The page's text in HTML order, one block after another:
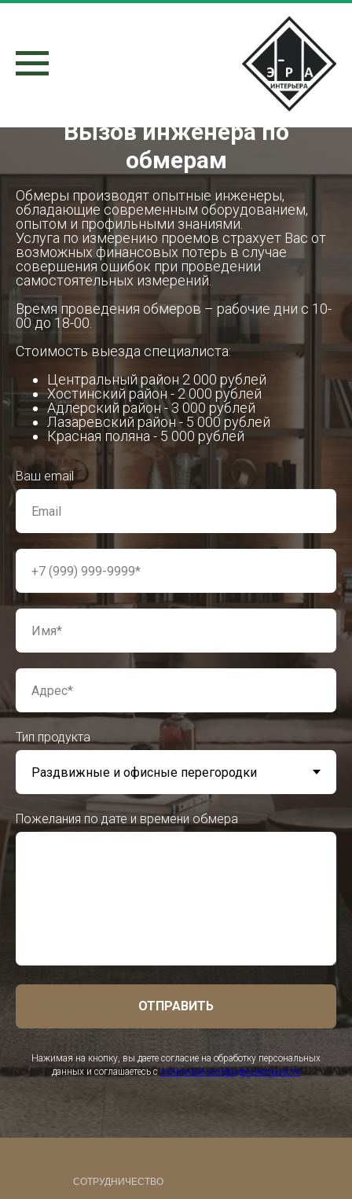
Вызов инженера по
обмерам
Обмеры производят опытные инженеры,
обладающие современным оборудованием,
опытом и профильными знаниями.
Услуга по измерению проемов страхует Вас от
возможных финансовых потерь в случае
совершения ошибок при проведении
самостоятельных измерений.
Время проведения обмеров – рабочие дни с 10-
00 до 18-00.
Стоимость выезда специалиста:
Центральный район 2 000 рублей
Хостинский район - 2 000 рублей
Адлерский район - 3 000 рублей
Лазаревский район - 5 000 рублей
Красная поляна - 5 000 рублей
Ваш email
Тип продукта
Пожелания по дате и времени обмера
ОТПРАВИТЬ
Нажимая на кнопку, вы даете согласие на обработку персональных
данных и соглашаетесь cполитикой конфиденциальности
СОТРУДНИЧЕСТВО